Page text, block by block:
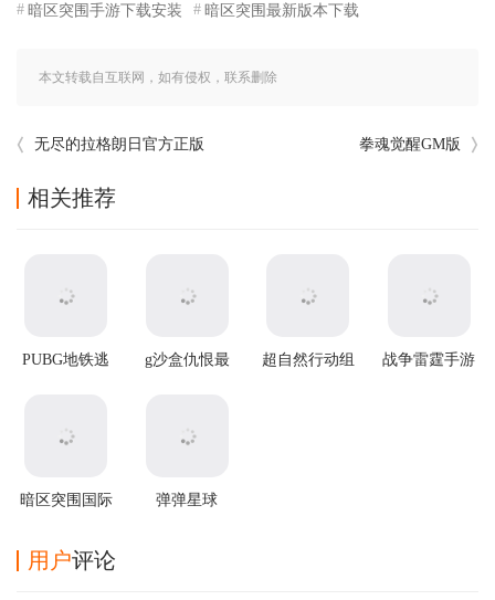
暗区突围手游下载安装 暗区突围最新版本下载
本文转载自互联网，如有侵权，联系删除
无尽的拉格朗日官方正版 拳魂觉醒GM版
相关推荐
PUBG地铁逃
g沙盒仇恨最
超自然行动组
战争雷霆手游
暗区突围国际
弹弹星球
用户评论